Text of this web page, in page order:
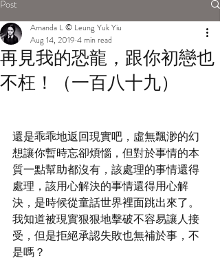
Post
再見我的恐龍，跟你初戀也
不枉！（一百八十九）
Amanda L © Leung Yuk Yiu
Aug 14, 2019 4 min read
還是乖乖地返回現實吧，虛無飄渺的幻
想讓你暫時忘卻煩惱，但對於事情的本
質一點幫助都沒有，該處理的事情還得
處理，該用心解決的事情還得用心解
決，是時候從童話世界裡面跳出來了。
我知道被現實狠狠地擊破不容易讓人接
受，但是拒絕承認失敗也無補於事，不
是嗎？